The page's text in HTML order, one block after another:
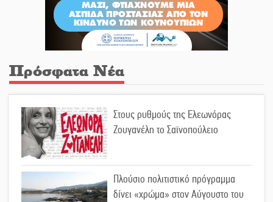
Πρόσφατα Νέα
Στους ρυθμούς της Ελεωνόρας
Ζουγανέλη το Σαϊνοπούλειο
Πλούσιο πολιτιστικό πρόγραμμα
δίνει «χρώμα» στον Αύγουστο του